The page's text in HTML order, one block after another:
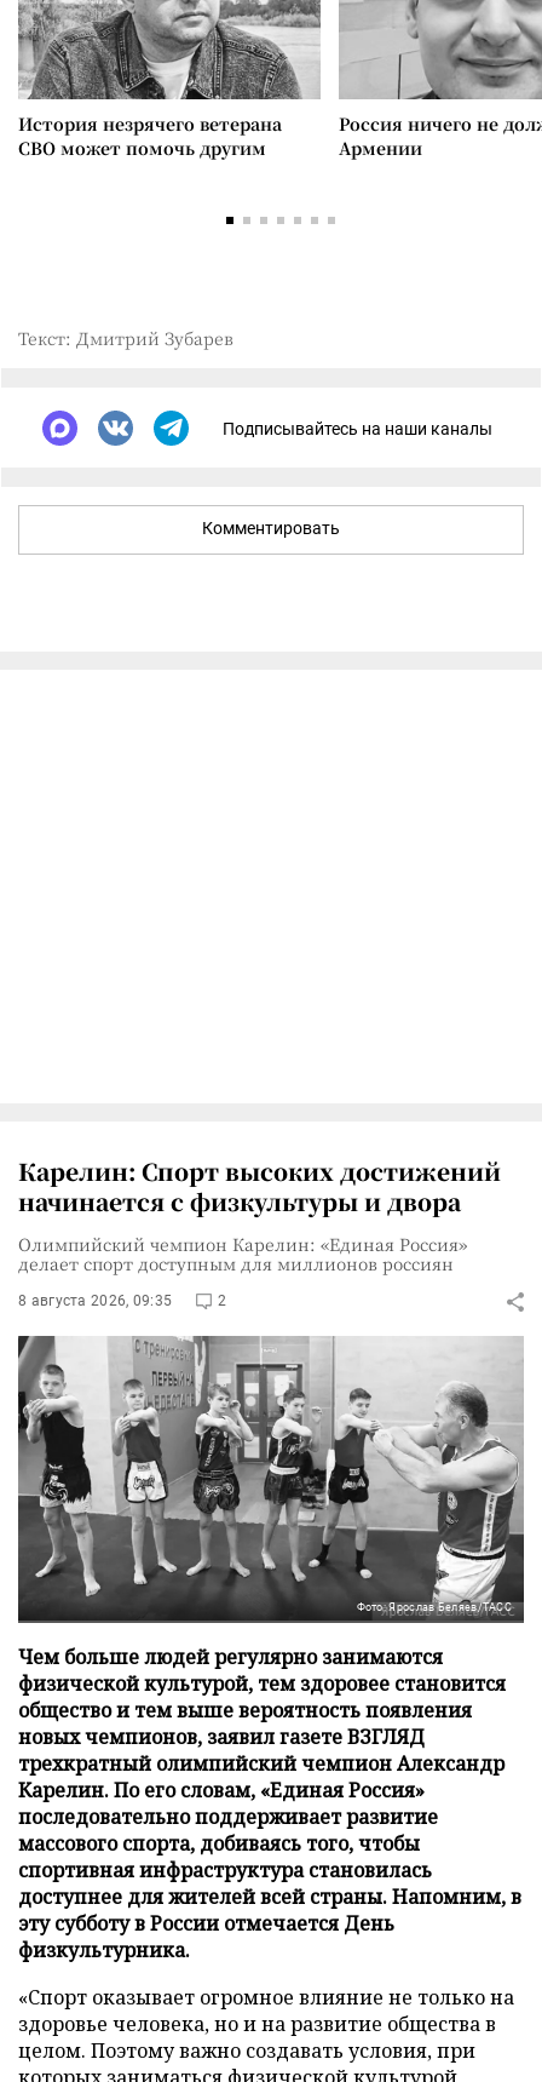
История незрячего ветерана
СВО может помочь другим
Россия ничего не
Армении
Текст: Дмитрий Зубарев
Подписывайтесь на наши каналы
Комментировать
Карелин: Спорт высоких достижений
начинается с физкультуры и двора
Олимпийский чемпион Карелин: «Единая Россия»
делает спорт доступным для миллионов россиян
8 августа 2026, 09:35 2
Фото: Ярослав Беляев/ТАСС
Чем больше людей регулярно занимаются
физической культурой, тем здоровее становится
общество и тем выше вероятность появления
новых чемпионов, заявил газете ВЗГЛЯД
трехкратный олимпийский чемпион Александр
Карелин. По его словам, «Единая Россия»
последовательно поддерживает развитие
массового спорта, добиваясь того, чтобы
спортивная инфраструктура становилась
доступнее для жителей всей страны. Напомним, в
эту субботу в России отмечается День
физкультурника.
«Спорт оказывает огромное влияние не только на
здоровье человека, но и на развитие общества в
целом. Поэтому важно создавать условия, при